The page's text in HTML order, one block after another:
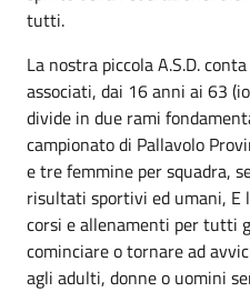
tutti.
La nostra piccola A.S.D.
associati, dai 16 anni ai 63
divide in due rami
campionato di Pallavolo
e tre femmine per squadra,
risultati sportivi ed umani, E
corsi e allenamenti per tutti
cominciare o tornare ad
agli adulti, donne o uomini